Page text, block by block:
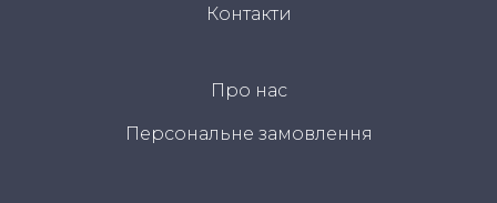
Контакти
Про нас
Персональне замовлення